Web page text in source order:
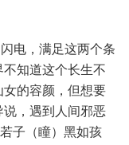
电，满足这两个条
知道这个长生不
的容颜，但想要
，遇到人间邪恶
子（瞳）黑如孩